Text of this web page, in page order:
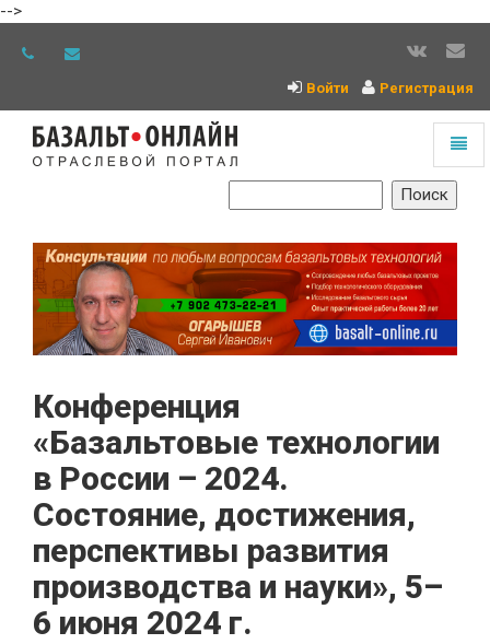
-->
Войти Регистрация
Конференция
«Базальтовые технологии
в России – 2024.
Состояние, достижения,
перспективы развития
производства и науки», 5–
6 июня 2024 г.